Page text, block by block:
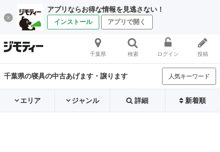
アプリならお得な情報を見逃さない！
インストール アプリで開く
千葉県 検索 ログイン 投稿
千葉県の寝具の中古あげます・譲ります 人気キーワード
エリア ジャンル 詳細 新着順